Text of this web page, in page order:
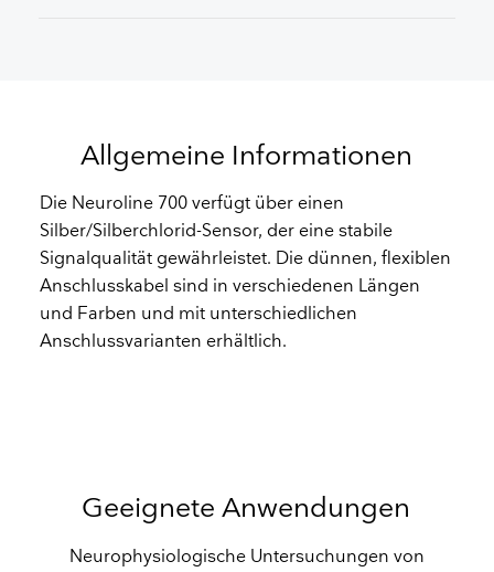
Allgemeine Informationen
Die Neuroline 700 verfügt über einen
Silber/Silberchlorid-Sensor, der eine stabile
Signalqualität gewährleistet. Die dünnen, flexiblen
Anschlusskabel sind in verschiedenen Längen
und Farben und mit unterschiedlichen
Anschlussvarianten erhältlich.
Geeignete Anwendungen
Neurophysiologische Untersuchungen von